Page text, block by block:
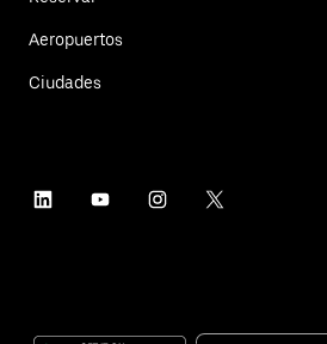
Aeropuertos
Ciudades